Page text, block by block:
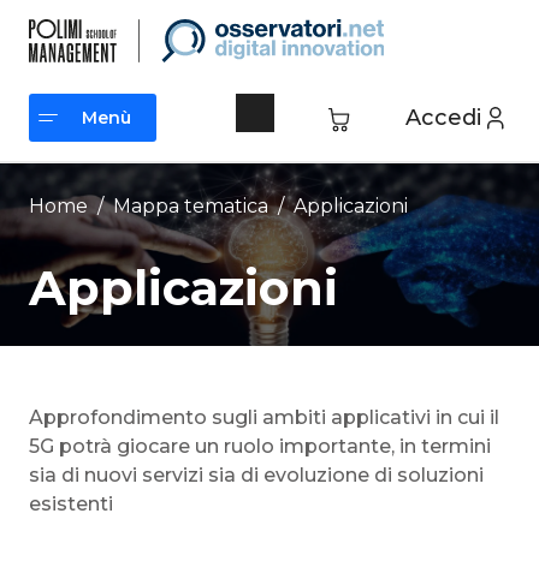
contenuto
Accedi
Menù
Menù
Home / Mappa tematica /Applicazioni
Applicazioni
Approfondimento sugli ambiti applicativi in cui il
5G potrà giocare un ruolo importante, in termini
sia di nuovi servizi sia di evoluzione di soluzioni
esistenti